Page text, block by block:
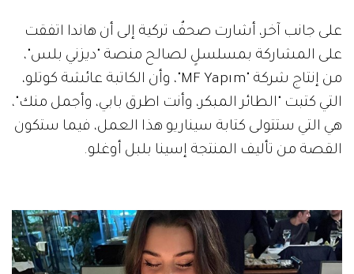
على جانب آخر، أشارت صحفٌ تركية إلى أن هاندا اتفقت
على المشاركة بمسلسلٍ لصالح منصة "ديزني بلس"،
من إنتاج شركة "MF Yapım"، وأن الكاتبة عائشة كوتلو،
التي كتبت "الطائر المبكر، وأنت اطرق بابي، وأجمل منك"،
هي التي ستتولى كتابة سيناريو هذا العمل، فيما ستكون
القصة من تأليف المنتجة إسينا بلبل أوغلو.